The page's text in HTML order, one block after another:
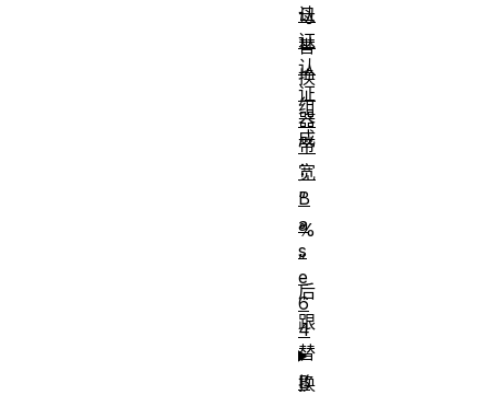
母
替
换
组
成
：
“
%
”
后
跟
替
换
认
证
认
证
器
带
宽
B
a
s
e
6
4
B